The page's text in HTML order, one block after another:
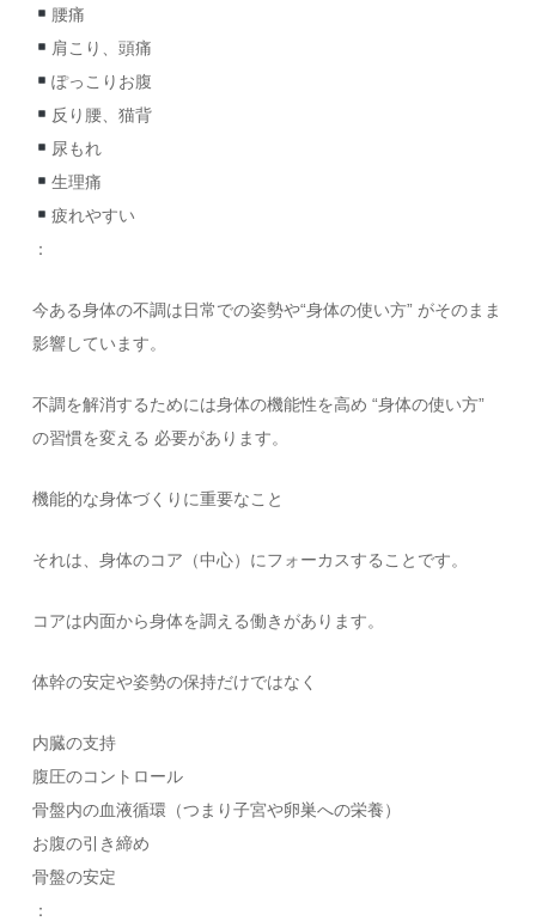
腰痛
肩こり、頭痛
ぽっこりお腹
反り腰、猫背
尿もれ
生理痛
疲れやすい
：
今ある身体の不調は日常での姿勢や“身体の使い方” がそのまま
影響しています。
不調を解消するためには身体の機能性を高め “身体の使い方”
の習慣を変える 必要があります。
機能的な身体づくりに重要なこと
それは、身体のコア（中心）にフォーカスすることです。
コアは内面から身体を調える働きがあります。
体幹の安定や姿勢の保持だけではなく
内臓の支持
腹圧のコントロール
骨盤内の血液循環（つまり子宮や卵巣への栄養）
お腹の引き締め
骨盤の安定
：